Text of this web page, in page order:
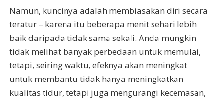
Namun, kuncinya adalah membiasakan diri secara
teratur – karena itu beberapa menit sehari lebih
baik daripada tidak sama sekali. Anda mungkin
tidak melihat banyak perbedaan untuk memulai,
tetapi, seiring waktu, efeknya akan meningkat
untuk membantu tidak hanya meningkatkan
kualitas tidur, tetapi juga mengurangi kecemasan,